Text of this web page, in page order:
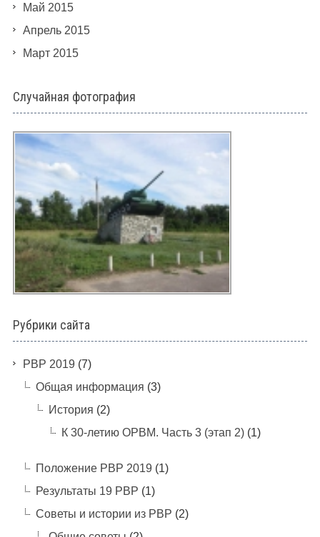
Май 2015
Апрель 2015
Март 2015
Случайная фотография
Рубрики сайта
PBP 2019 (7)
Общая информация (3)
История (2)
К 30-летию ОРВМ. Часть 3 (этап 2)(1)
Положение РВР 2019 (1)
Результаты 19 РВР (1)
Советы и истории из РВР (2)